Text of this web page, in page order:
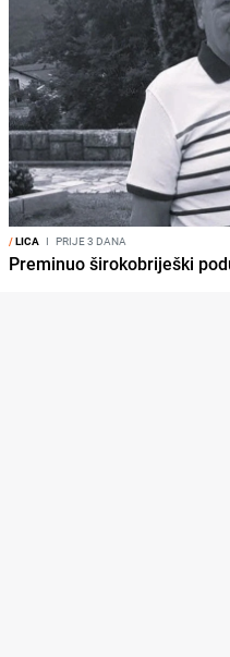
/LICA I PRIJE 3 DANA
Preminuo širokobriješki